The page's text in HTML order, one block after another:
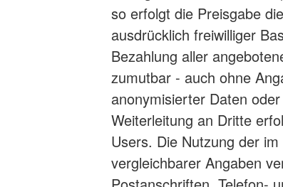
so erfolgt die Preisgabe
ausdrücklich freiwilliger
Bezahlung aller
zumutbar - auch ohne
anonymisierter Daten
Weiterleitung an Dritte
Users. Die Nutzung der
vergleichbarer Angaben